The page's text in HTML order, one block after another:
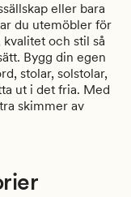
eller bara
du utemöbler för
och stil så
Bygg din egen
stolar, solstolar,
ut i det fria. Med
skimmer av